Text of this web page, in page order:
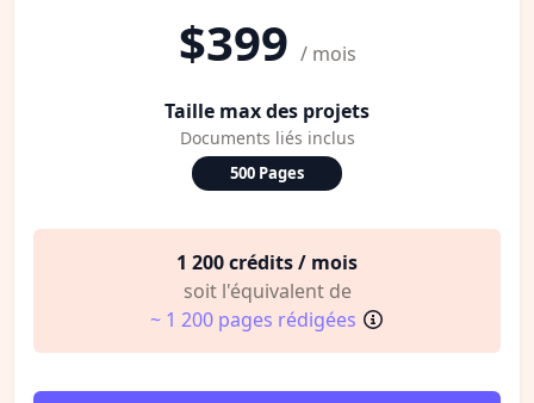
$399 / mois
Taille max des projets
Documents liés inclus
500 Pages
1 200 crédits / mois
soit l'équivalent de
~ 1 200 pages rédigées